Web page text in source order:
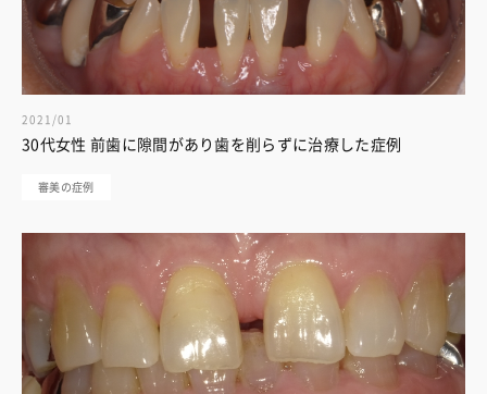
2021/01
30代女性 前歯に隙間があり歯を削らずに治療した症例
審美の症例